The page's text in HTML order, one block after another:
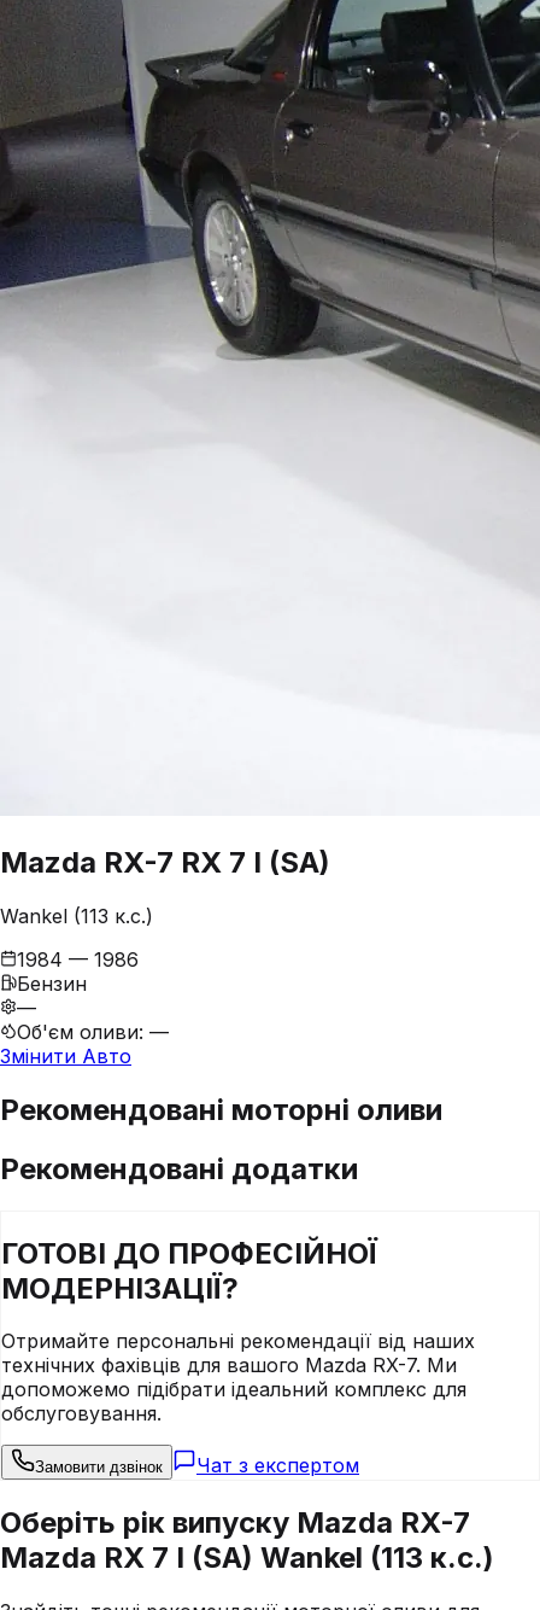
Mazda RX-7 RX 7 I (SA)
Wankel (113 к.с.)
1984 — 1986
Бензин
—
Об'єм оливи: —
Змінити Авто
Рекомендовані моторні оливи
Рекомендовані додатки
ГОТОВІ ДО ПРОФЕСІЙНОЇ
МОДЕРНІЗАЦІЇ?
Отримайте персональні рекомендації від наших
технічних фахівців для вашого Mazda RX-7. Ми
допоможемо підібрати ідеальний комплекс для
обслуговування.
Замовити дзвінок Чат з експертом
Оберіть рік випуску Mazda RX-7
Mazda RX 7 I (SA) Wankel (113 к.с.)